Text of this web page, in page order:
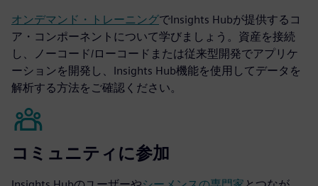
オンデマンド・トレーニングでInsights Hubが提供するコ
ア・コンポーネントについて学びましょう。資産を接続
し、ノーコード/ローコードまたは従来型開発でアプリケ
ーションを開発し、Insights Hub機能を使用してデータを
解析する方法をご確認ください。
コミュニティに参加